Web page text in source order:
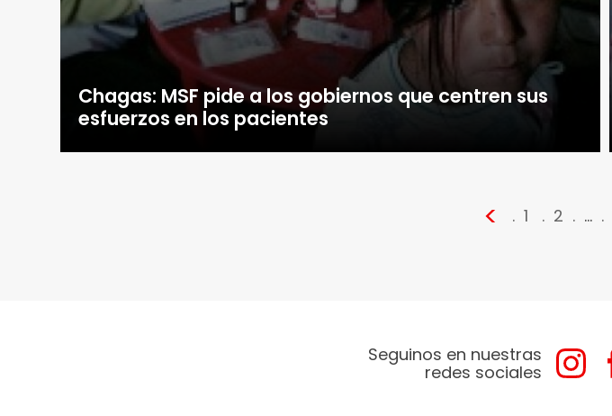
Chagas: MSF pide a los gobiernos que centren sus
esfuerzos en los pacientes
< 1 2 …
Seguinos en nuestras
redes sociales